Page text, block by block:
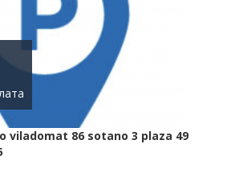
viladomat 86 sotano 3 plaza 49